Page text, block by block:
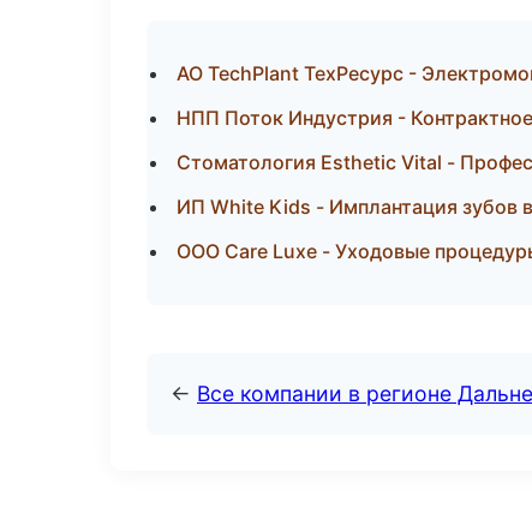
АО TechPlant ТехРесурс -
НПП Поток Индустрия -
Стоматология Esthetic Vital -
ИП White Kids - Имплантация зубов
ООО Care Luxe - Уходовые
← Все компании в регионе